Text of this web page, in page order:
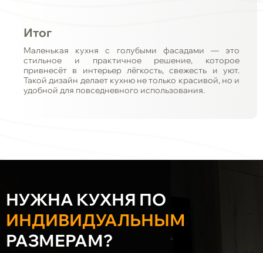
Итог
Маленькая кухня с голубыми фасадами — это
стильное и практичное решение, которое
привнесёт в интерьер лёгкость, свежесть и уют.
Такой дизайн делает кухню не только красивой, но и
удобной для повседневного использования.
НУЖНА КУХНЯ ПО
ИНДИВИДУАЛЬНЫМ
РАЗМЕРАМ?